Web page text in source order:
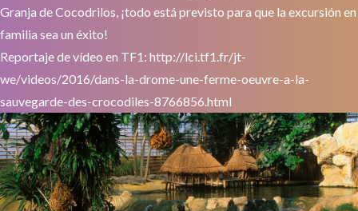
Granja de Cocodrilos, ¡todo está previsto para que la excursión en
familia sea un éxito!
Reportaje de vídeo en TF1: http://lci.tf1.fr/jt-
we/videos/2016/dans-la-drome-une-ferme-oeuvre-a-la-
sauvegarde-des-crocodiles-8766856.html